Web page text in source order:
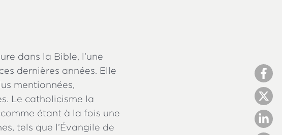
dans la Bible, l’une
dernières années. Elle
mentionnées,
Le catholicisme la
étant à la fois une
tels que l’Évangile de